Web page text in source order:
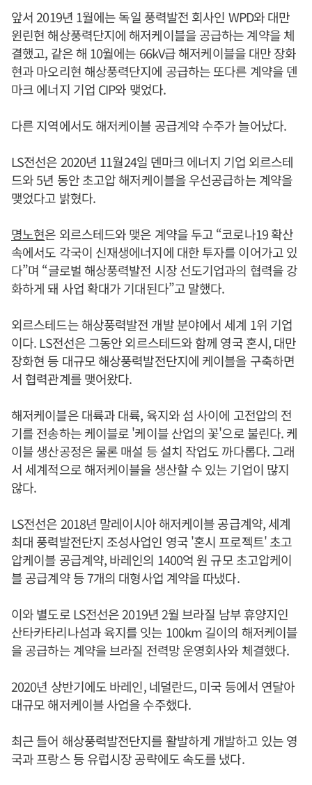
앞서 2019년 1월에는 독일 풍력발전 회사인 WPD와 대만
윈린현 해상풍력단지에 해저케이블을 공급하는 계약을 체
결했고, 같은 해 10월에는 66kV급 해저케이블을 대만 장화
현과 마오리현 해상풍력단지에 공급하는 또다른 계약을 덴
마크 에너지 기업 CIP와 맺었다.
다른 지역에서도 해저케이블 공급계약 수주가 늘어났다.
LS전선은 2020년 11월24일 덴마크 에너지 기업 외르스테
드와 5년 동안 초고압 해저케이블을 우선공급하는 계약을
맺었다고 밝혔다.
명노현은 외르스테드와 맺은 계약을 두고 “코로나19 확산
속에서도 각국이 신재생에너지에 대한 투자를 이어가고 있
다”며 “글로벌 해상풍력발전 시장 선도기업과의 협력을 강
화하게 돼 사업 확대가 기대된다”고 말했다.
외르스테드는 해상풍력발전 개발 분야에서 세계 1위 기업
이다. LS전선은 그동안 외르스테드와 함께 영국 혼시, 대만
장화현 등 대규모 해상풍력발전단지에 케이블을 구축하면
서 협력관계를 맺어왔다.
해저케이블은 대륙과 대륙, 육지와 섬 사이에 고전압의 전
기를 전송하는 케이블로 '케이블 산업의 꽃'으로 불린다. 케
이블 생산공정은 물론 매설 등 설치 작업도 까다롭다. 그래
서 세계적으로 해저케이블을 생산할 수 있는 기업이 많지
않다.
LS전선은 2018년 말레이시아 해저케이블 공급계약, 세계
최대 풍력발전단지 조성사업인 영국 '혼시 프로젝트' 초고
압케이블 공급계약, 바레인의 1400억 원 규모 초고압케이
블 공급계약 등 7개의 대형사업 계약을 따냈다.
이와 별도로 LS전선은 2019년 2월 브라질 남부 휴양지인
산타카타리나섬과 육지를 잇는 100km 길이의 해저케이블
을 공급하는 계약을 브라질 전력망 운영회사와 체결했다.
2020년 상반기에도 바레인, 네덜란드, 미국 등에서 연달아
대규모 해저케이블 사업을 수주했다.
최근 들어 해상풍력발전단지를 활발하게 개발하고 있는 영
국과 프랑스 등 유럽시장 공략에도 속도를 냈다.